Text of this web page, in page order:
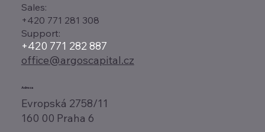
Adresa
Evropská 2758/11
160 00 Praha 6
Sales:
+420 771 281 308
Support:
+420 771 282 887
office@argoscapital.cz